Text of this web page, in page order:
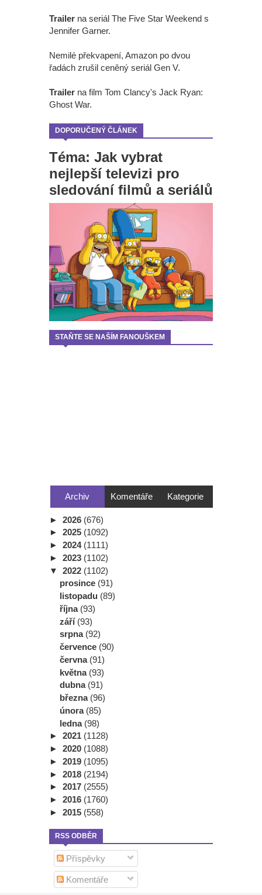
Trailer na seriál The Five Star Weekend s
Jennifer Garner.
Nemilé překvapení, Amazon po dvou
řadách zrušil ceněný seriál Gen V.
Trailer na film Tom Clancy's Jack Ryan:
Ghost War.
DOPORUČENÝ ČLÁNEK
Téma: Jak vybrat
nejlepší televizi pro
sledování filmů a seriálů
STAŇTE SE NAŠÍM FANOUŠKEM
Archiv Komentáře Kategorie
► 2026 (676)
► 2025 (1092)
► 2024 (1111)
► 2023 (1102)
▼ 2022 (1102)
prosince (91)
listopadu (89)
října (93)
září (93)
srpna (92)
července (90)
června (91)
května (93)
dubna (91)
března (96)
února (85)
ledna (98)
► 2021 (1128)
► 2020 (1088)
► 2019 (1095)
► 2018 (2194)
► 2017 (2555)
► 2016 (1760)
► 2015 (558)
RSS ODBĚR
Příspěvky
Komentáře